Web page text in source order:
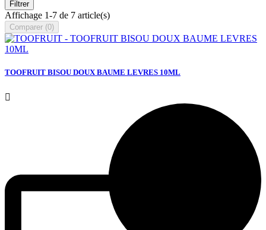
Filtrer
Affichage 1-7 de 7 article(s)
Comparer (0)‎
TOOFRUIT BISOU DOUX BAUME LEVRES 10ML
